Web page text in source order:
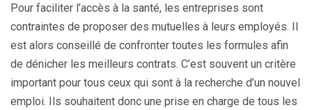
Pour faciliter l’accès à la santé, les entreprises sont
contraintes de proposer des mutuelles à leurs employés. Il
est alors conseillé de confronter toutes les formules afin
de dénicher les meilleurs contrats. C’est souvent un critère
important pour tous ceux qui sont à la recherche d’un nouvel
emploi. Ils souhaitent donc une prise en charge de tous les